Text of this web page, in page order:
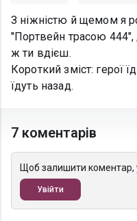
З ніжністю й щемом я
"Портвейн трасою
ж ти вдієш.
Короткий зміст: герої
їдуть назад.
7 коментарів
Щоб залишити коментар,
Увійти